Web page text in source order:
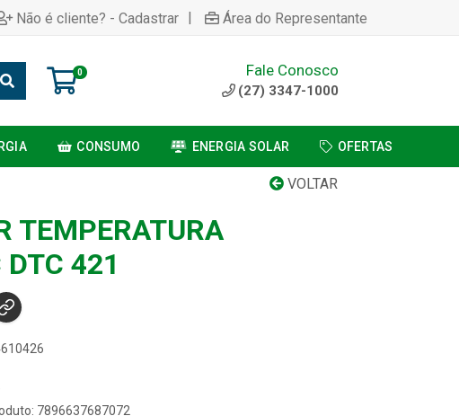
Não é cliente? - Cadastrar | Área do Representante
0 Fale Conosco
(27) 3347-1000
CONSUMO ENERGIA SOLAR OFERTAS
VOLTAR
TEMPERATURA
DTC 421
7896637687072